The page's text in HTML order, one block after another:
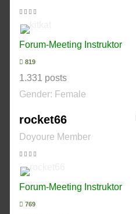
Forum-Meeting Instruktor
819
1.331 posts
Gender: Female
rocket66
Doyoure Member
Forum-Meeting Instruktor
769